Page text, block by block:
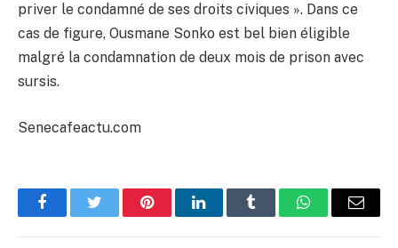
priver le condamné de ses droits civiques ». Dans ce
cas de figure, Ousmane Sonko est bel bien éligible
malgré la condamnation de deux mois de prison avec
sursis.
Senecafeactu.com
FacebookTwitter PinterestLinkedInTumblr WhatsAppEmail